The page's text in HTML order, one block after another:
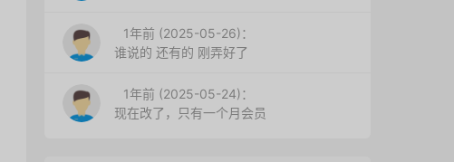
1年前 (2025-05-26)：
谁说的 还有的 刚弄好了
1年前 (2025-05-24)：
现在改了，只有一个月会员